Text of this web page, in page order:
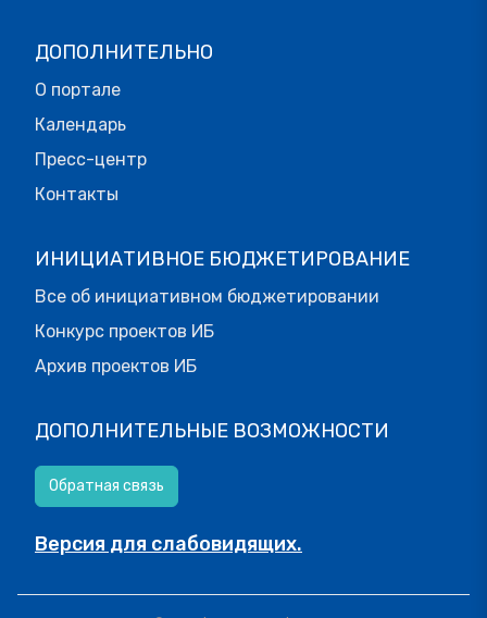
ДОПОЛНИТЕЛЬНО
О портале
Календарь
Пресс-центр
Контакты
ИНИЦИАТИВНОЕ БЮДЖЕТИРОВАНИЕ
Все об инициативном бюджетировании
Конкурс проектов ИБ
Архив проектов ИБ
ДОПОЛНИТЕЛЬНЫЕ ВОЗМОЖНОСТИ
Обратная связь
Версия для слабовидящих.